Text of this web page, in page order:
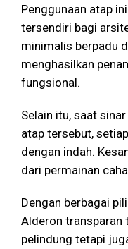
Penggunaan atap
tersendiri bagi
minimalis berpadu
menghasilkan
fungsional.
Selain itu, saat
atap tersebut,
dengan indah.
dari permainan
Dengan berbagai
Alderon transparan
pelindung tetapi